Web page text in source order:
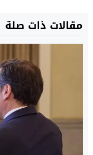
مقالات ذات صلة